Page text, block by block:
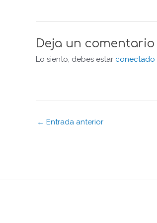
Deja un comentario
Lo siento, debes estar conectado
← Entrada anterior